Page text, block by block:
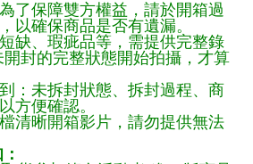
了保障雙方權益，請於開箱過
以確保商品是否有遺漏。
缺、瑕疵品等，需提供完整錄
封的完整狀態開始拍攝，才算
：未拆封狀態、拆封過程、商
方便確認。
清晰開箱影片，請勿提供無法